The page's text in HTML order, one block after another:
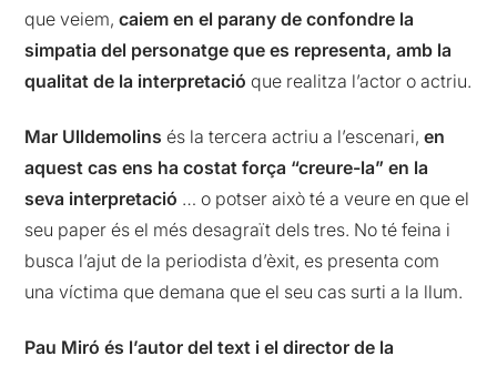
que veiem,caiem en el parany de confondre la
simpatia del personatge que es representa, amb la
qualitat de la interpretació que realitza l’actor o actriu.
Mar Ulldemolins és la tercera actriu a l’escenari,en
aquest cas ens ha costat força “creure-la” en la
seva interpretació … o potser això té a veure en que el
seu paper és el més desagraït dels tres. No té feina i
busca l’ajut de la periodista d’èxit, es presenta com
una víctima que demana que el seu cas surti a la llum.
Pau Miró és l’autor del text i el director de la